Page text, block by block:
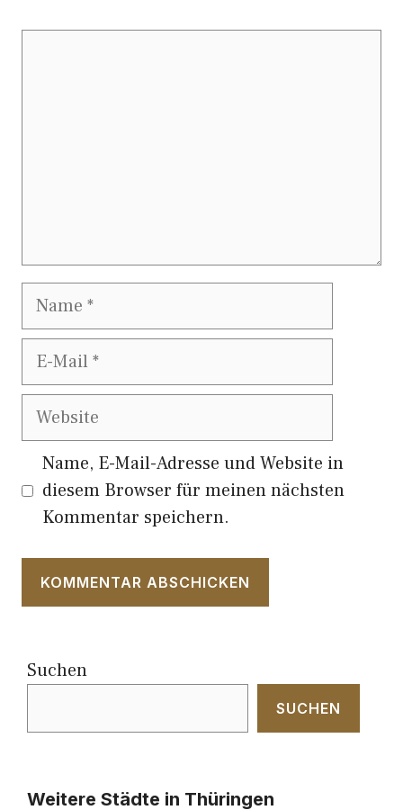
Name
E-
Website
Name, E-Mail-Adresse und Website in
diesem Browser für meinen nächsten
Kommentar speichern.
Suchen
SUCHEN
Weitere Städte in Thüringen